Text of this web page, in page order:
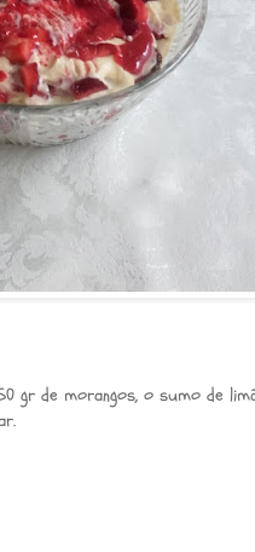
gr de morangos, o sumo de